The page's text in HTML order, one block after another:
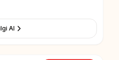
Al
Add to